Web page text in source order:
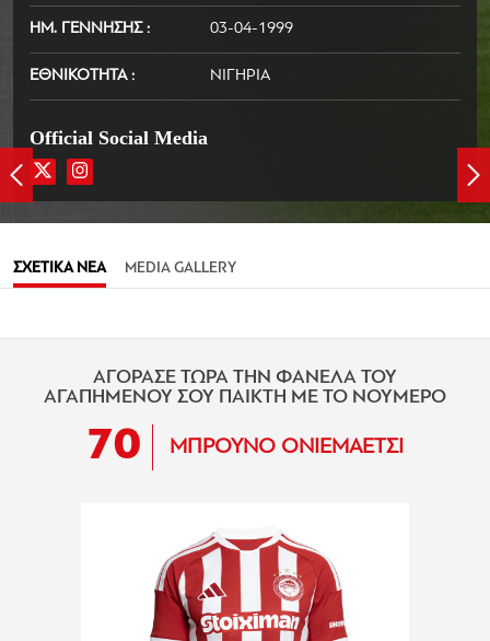
ΗΜ. ΓΕΝΝΗΣΗΣ 03-04-1999
ΕΘΝΙΚΟΤΗΤΑ ΝΙΓΗΡΙΑ
Official Social Media
ΣΧΕΤΙΚΑ ΝΕΑ MEDIA GALLERY
ΑΓΟΡΑΣΕ ΤΩΡΑ ΤΗΝ ΦΑΝΕΛΑ ΤΟΥ
ΑΓΑΠΗΜΕΝΟΥ ΣΟΥ ΠΑΙΚΤΗ ΜΕ ΤΟ ΝΟΥΜΕΡΟ
70 ΜΠΡΟΥΝΟ ΟΝΙΕΜΑΕΤΣΙ